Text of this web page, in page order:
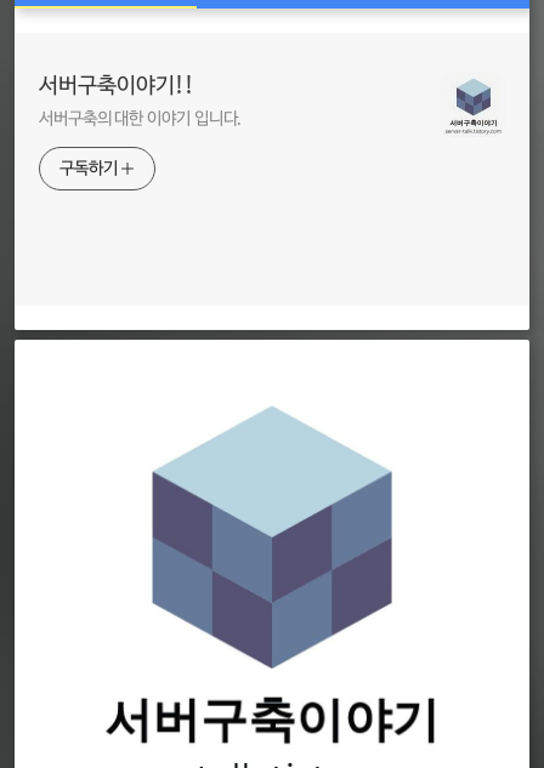
서버구축이야기!!
서버구축의 대한 이야기 입니다.
구독하기